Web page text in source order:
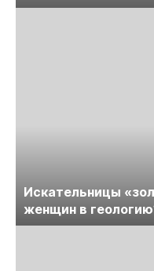
Искательницы
женщин в